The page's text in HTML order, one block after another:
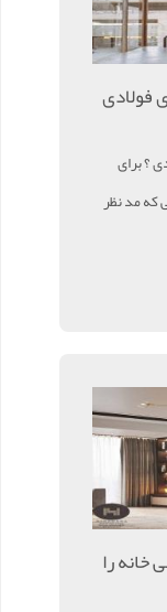
فولادی
؟ برای
که مد نظر
را